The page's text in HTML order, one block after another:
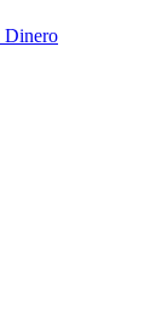
Dinero